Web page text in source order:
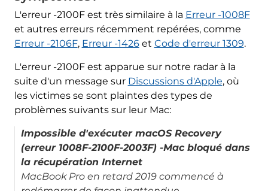
L'erreur -2100F est très similaire à la Erreur -1008F
et autres erreurs récemment repérées, comme
Erreur -2106F, Erreur -1426et Code d'erreur 1309.
L'erreur -2100F est apparue sur notre radar à la
suite d'un message sur Discussions d'Apple, où
les victimes se sont plaintes des types de
problèmes suivants sur leur Mac:
Impossible d'exécuter macOS Recovery
(erreur 1008F-2100F-2003F) -Mac bloqué dans
la récupération Internet
MacBook Pro en retard 2019 commencé à